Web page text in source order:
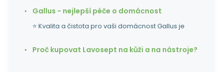
Gallus - nejlepší péče o domácnost
⭐ Kvalita a čistota pro vaši domácnost Gallus je
Proč kupovat Lavosept na kůži a na nástroje?